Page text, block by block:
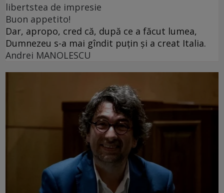
libertstea de impresie
Buon appetito!
Dar, apropo, cred că, după ce a făcut lumea,
Dumnezeu s-a mai gîndit puțin și a creat Italia.
Andrei MANOLESCU